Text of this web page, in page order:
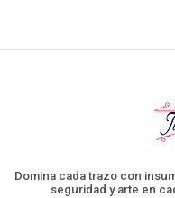
Domina cada trazo con
seguridad y arte en